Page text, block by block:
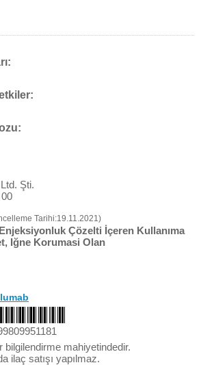
Şti.
Tarihi:19.11.2021)
Çözelti İçeren Kullanıma
Iğne Korumasi Olan
bilgilendirme mahiyetindedir.
ilaç satışı yapılmaz.